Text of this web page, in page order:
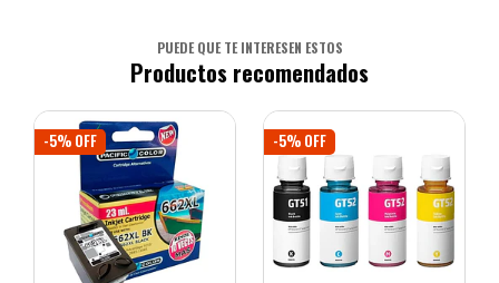
PUEDE QUE TE INTERESEN ESTOS
Productos recomendados
-5% OFF -5% OFF